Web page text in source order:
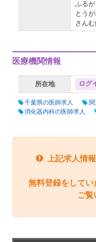
ふる
とう
さん
医療機関情報
所在地 ログ
千葉県の医師求人
消化器内科の医師求人
上記求人情
無料登録をして
ご覧